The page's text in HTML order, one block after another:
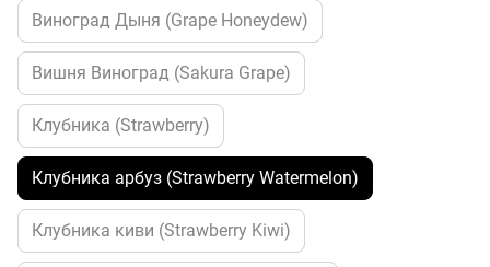
Виноград Дыня (Grape Honeydew)
Вишня Виноград (Sakura Grape)
Клубника (Strawberry)
Клубника арбуз (Strawberry Watermelon)
Клубника киви (Strawberry Kiwi)